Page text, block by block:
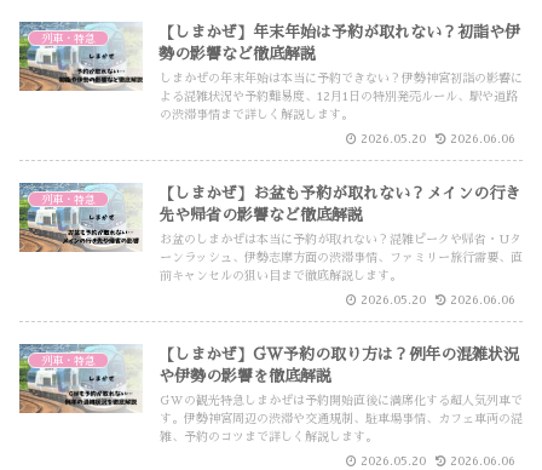
列車・特急
【しまかぜ】年末年始は予約が取れない？初詣や伊
勢の影響など徹底解説
しまかぜの年末年始は本当に予約できない？伊勢神宮初詣の影響に
よる混雑状況や予約難易度、12月1日の特別発売ルール、駅や道路
の渋滞事情まで詳しく解説します。
2026.05.20 2026.06.06
列車・特急
【しまかぜ】お盆も予約が取れない？メインの行き
先や帰省の影響など徹底解説
お盆のしまかぜは本当に予約が取れない？混雑ピークや帰省・Uタ
ーンラッシュ、伊勢志摩方面の渋滞事情、ファミリー旅行需要、直
前キャンセルの狙い目まで徹底解説します。
2026.05.20 2026.06.06
列車・特急
【しまかぜ】GW予約の取り方は？例年の混雑状況
や伊勢の影響を徹底解説
GWの観光特急しまかぜは予約開始直後に満席化する超人気列車で
す。伊勢神宮周辺の渋滞や交通規制、駐車場事情、カフェ車両の混
雑、予約のコツまで詳しく解説します。
2026.05.20 2026.06.06